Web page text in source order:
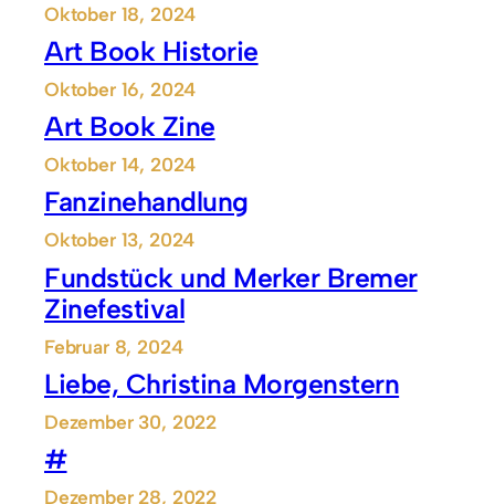
Oktober 18, 2024
Art Book Historie
Oktober 16, 2024
Art Book Zine
Oktober 14, 2024
Fanzinehandlung
Oktober 13, 2024
Fundstück und Merker Bremer
Zinefestival
Februar 8, 2024
Liebe, Christina Morgenstern
Dezember 30, 2022
#
Dezember 28, 2022